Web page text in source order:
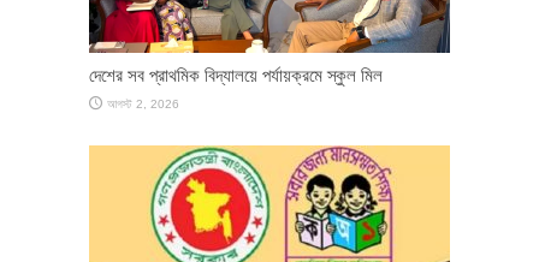
দেশের সব প্রাথমিক বিদ্যালয়ে পর্যায়ক্রমে স্কুল মিল
আগস্ট 2, 2026